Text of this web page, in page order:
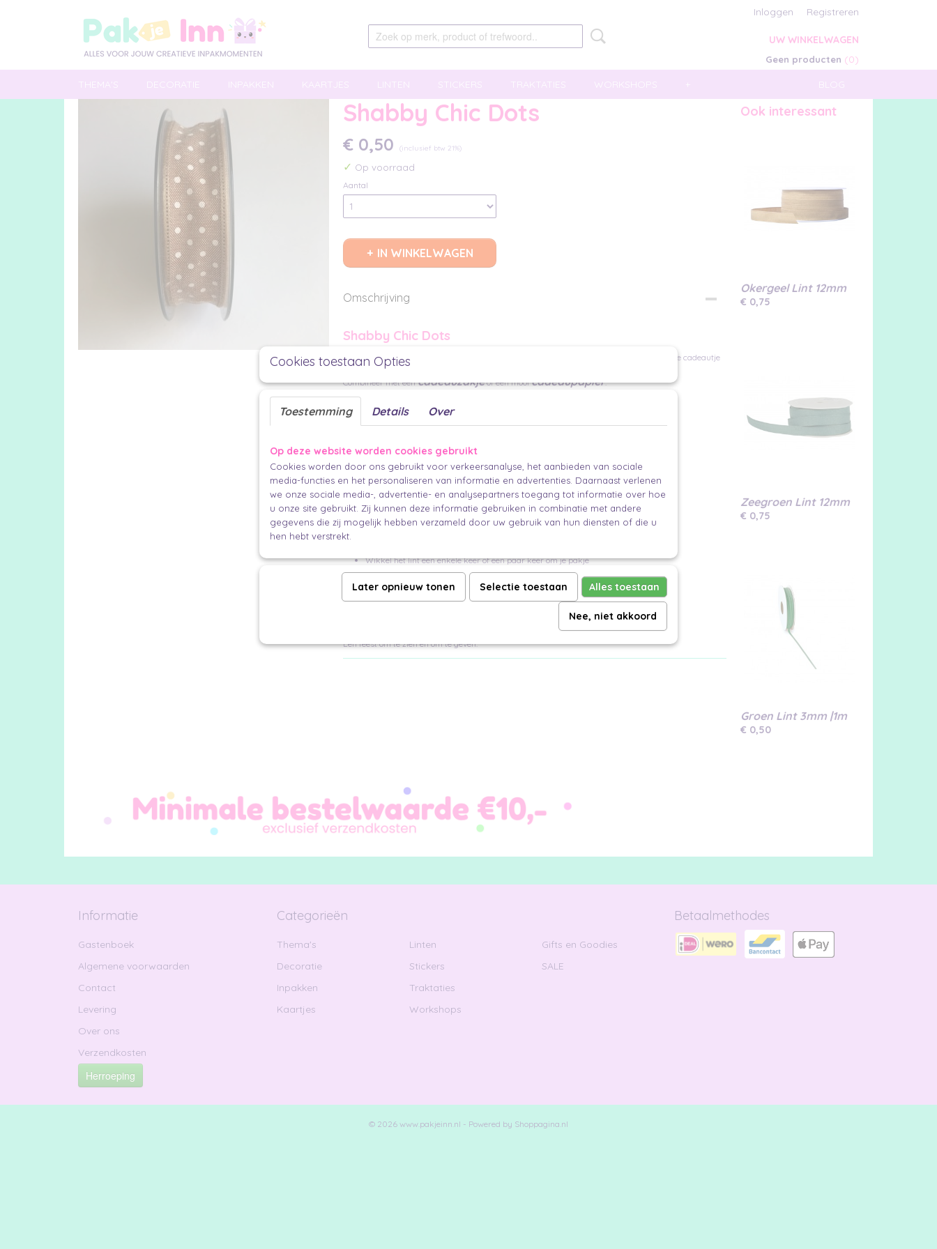
Inloggen Registreren
UW WINKELWAGEN
Geen producten (0)
BLOG
THEMA'S DECORATIE INPAKKEN KAARTJES LINTEN STICKERS TRAKTATIES WORKSHOPS +
Shabby Chic Dots
€ 0,50 (inclusief btw 21%)
✓ Op voorraad
Aantal
IN WINKELWAGEN
Omschrijving
Shabby Chic Dots
Dit katoenen lint met stippen en mooi afgewerkte randen bevat geen ijzerdraad en geeft je cadeautje
een shabby chic uitstraling.
Combineer met eencadeauzakjeof een mooicadeaupapier.
25 mm
Bij iedercadeaupapierzijn wel een of meerdere geschikte
Mix en match en maak de ideale combinatie.
Manieren om lint te gebruiken
Strik het kruislings om je cadeau
Wikkel het lint een enkele keer of een paar keer om je pakje
Maak je lint vast met een mooie stickers
Hang eenminikaartje labelmet persoonlijke boodschap aan het lint
Een feest om te zien en om te geven.
Ook interessant
Okergeel Lint 12mm
€ 0,75
Zeegroen Lint 12mm
€ 0,75
Groen Lint 3mm |1m
€ 0,50
Informatie
Gastenboek
Algemene voorwaarden
Contact
Levering
Over ons
Verzendkosten
Herroeping
Categorieën
Thema's
Decoratie
Inpakken
Kaartjes
Linten
Stickers
Traktaties
Workshops
Gifts en Goodies
SALE
Betaalmethodes
© 2026 www.pakjeinn.nl - Powered by Shoppagina.nl
Cookies toestaan Opties
Toestemming Details Over
Op deze website worden cookies gebruikt
Cookies worden door ons gebruikt voor verkeersanalyse, het aanbieden van sociale
media-functies en het personaliseren van informatie en advertenties. Daarnaast verlenen
we onze sociale media-, advertentie- en analysepartners toegang tot informatie over hoe
u onze site gebruikt. Zij kunnen deze informatie gebruiken in combinatie met andere
gegevens die zij mogelijk hebben verzameld door uw gebruik van hun diensten of die u
hen hebt verstrekt.
Later opnieuw tonen Selectie toestaan Alles toestaan
Nee, niet akkoord